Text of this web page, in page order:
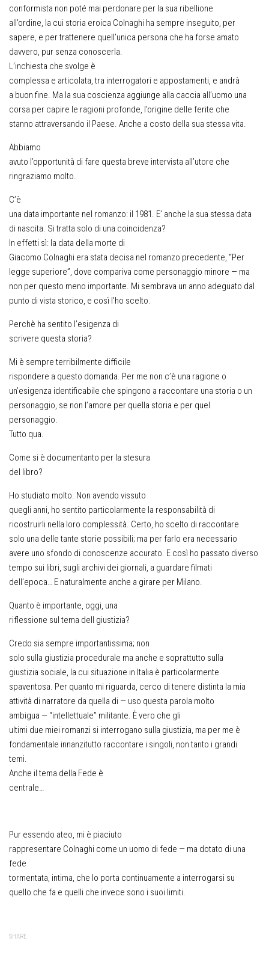
conformista non poté mai perdonare per la sua ribellione
all’ordine, la cui storia eroica Colnaghi ha sempre inseguito, per
sapere, e per trattenere quell’unica persona che ha forse amato
davvero, pur senza conoscerla.
L’inchiesta che svolge è
complessa e articolata, tra interrogatori e appostamenti, e andrà
a buon fine. Ma la sua coscienza aggiunge alla caccia all’uomo una
corsa per capire le ragioni profonde, l’origine delle ferite che
stanno attraversando il Paese. Anche a costo della sua stessa vita.
Abbiamo
avuto l’opportunità di fare questa breve intervista all’utore che
ringraziamo molto.
C’è
una data importante nel romanzo: il 1981. E’ anche la sua stessa data
di nascita. Si tratta solo di una coincidenza?
In effetti sì: la data della morte di
Giacomo Colnaghi era stata decisa nel romanzo precedente, “Per
legge superiore”, dove compariva come personaggio minore — ma
non per questo meno importante. Mi sembrava un anno adeguato dal
punto di vista storico, e così l’ho scelto.
Perchè ha sentito l’esigenza di
scrivere questa storia?
Mi è sempre terribilmente difficile
rispondere a questo domanda. Per me non c’è una ragione o
un’esigenza identificabile che spingono a raccontare una storia o un
personaggio, se non l’amore per quella storia e per quel
personaggio.
Tutto qua.
Come si è documentanto per la stesura
del libro?
Ho studiato molto. Non avendo vissuto
quegli anni, ho sentito particolarmente la responsabilità di
ricostruirli nella loro complessità. Certo, ho scelto di raccontare
solo una delle tante storie possibili; ma per farlo era necessario
avere uno sfondo di conoscenze accurato. E così ho passato diverso
tempo sui libri, sugli archivi dei giornali, a guardare filmati
dell’epoca… E naturalmente anche a girare per Milano.
Quanto è importante, oggi, una
riflessione sul tema dell giustizia?
Credo sia sempre importantissima; non
solo sulla giustizia procedurale ma anche e soprattutto sulla
giustizia sociale, la cui situazione in Italia è particolarmente
spaventosa. Per quanto mi riguarda, cerco di tenere distinta la mia
attività di narratore da quella di — uso questa parola molto
ambigua — “intellettuale” militante. È vero che gli
ultimi due miei romanzi si interrogano sulla giustizia, ma per me è
fondamentale innanzitutto raccontare i singoli, non tanto i grandi
temi.
Anche il tema della Fede è
centrale…
Pur essendo ateo, mi è piaciuto
rappresentare Colnaghi come un uomo di fede — ma dotato di una
fede
tormentata, intima, che lo porta continuamente a interrogarsi su
quello che fa e quelli che invece sono i suoi limiti.
SHARE